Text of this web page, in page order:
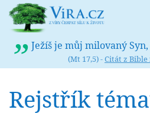
Ježíš je můj milovaný
(Mt 17,5) -Citát z Bible
Rejstřík